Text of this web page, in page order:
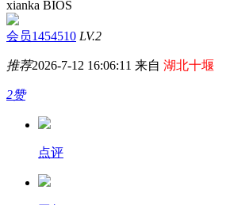
xianka BIOS
会员1454510 LV.2
推荐2026-7-12 16:06:11 来自 湖北十堰
2赞
点评